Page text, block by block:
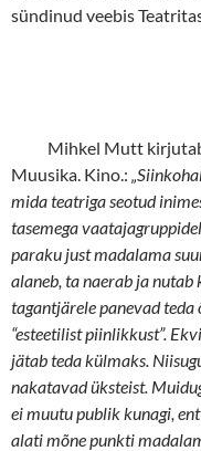
sündinud veebis
Mihkel Mutt
Muusika. Kino.:
mida teatriga seotud
tasemega
paraku just madalama
alaneb, ta naerab ja nutab
tagantjärele panevad
“esteetilist piinlikkust”.
jätab teda külmaks.
nakatavad üksteist.
ei muutu publik kunagi,
alati mõne punkti